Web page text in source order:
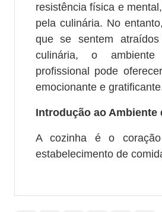
resistência física e
pela culinária. No
que se sentem
culinária, o
profissional pode
emocionante e
Introdução ao Ambiente
A cozinha é o
estabelecimento de